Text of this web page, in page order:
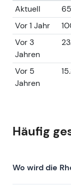
Aktuell
Vor 1 Jahr
Vor 3
Jahren
Vor 5
Jahren
Häufig
Wo wird die